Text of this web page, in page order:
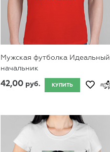
Мужская футболка Идеальный
начальник
КУПИТЬ
42,00 руб.